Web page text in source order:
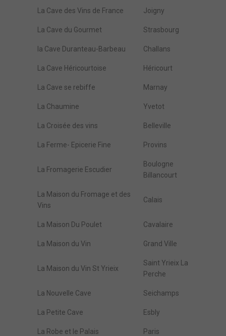
La Cave des Vins de France Joigny
La Cave du Gourmet Strasbourg
la Cave Duranteau-Barbeau Challans
La Cave Héricourtoise Héricourt
La Cave se rebiffe Marnay
La Chaumine Yvetot
La Croisée des vins Belleville
La Ferme- Epicerie Fine Provins
La Fromagerie Escudier
Boulogne
Billancourt
La Maison du Fromage et des
Vins
Calais
La Maison Du Poulet Cavalaire
La Maison du Vin Grand Ville
La Maison du Vin St Yrieix
Saint Yrieix La
Perche
La Nouvelle Cave Seichamps
La Petite Cave Esbly
La Robe et le Palais Paris